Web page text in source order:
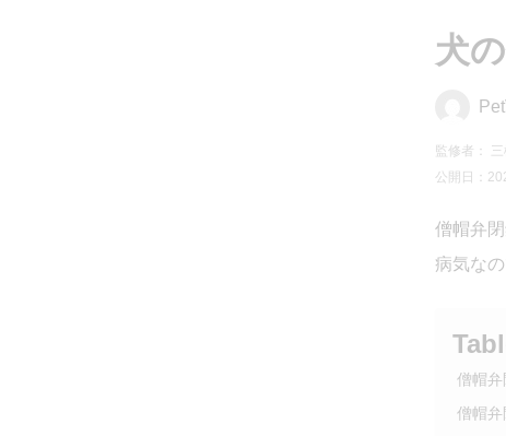
犬
監修者： 三
公開日：
僧帽弁
病気な
僧帽弁
僧帽